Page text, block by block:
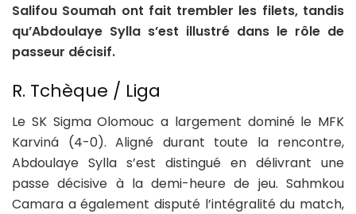
Salifou Soumah ont fait trembler les filets, tandis
qu’Abdoulaye Sylla s’est illustré dans le rôle de
passeur décisif.
R. Tchèque / Liga
Le SK Sigma Olomouc a largement dominé le MFK
Karviná (4-0). Aligné durant toute la rencontre,
Abdoulaye Sylla s’est distingué en délivrant une
passe décisive à la demi-heure de jeu. Sahmkou
Camara a également disputé l’intégralité du match,